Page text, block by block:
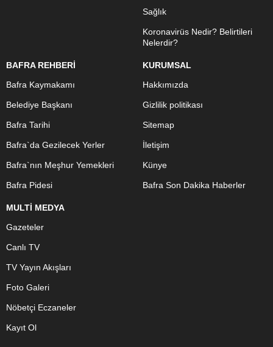
Sağlık
Koronavirüs Nedir? Belirtileri
Nelerdir?
BAFRA REHBERİ
Bafra Kaymakamı
Belediye Başkanı
Bafra Tarihi
Bafra`da Gezilecek Yerler
Bafra`nın Meşhur Yemekleri
Bafra Pidesi
KURUMSAL
Hakkımızda
Gizlilik politikası
Sitemap
İletişim
Künye
Bafra Son Dakika Haberler
MULTİ MEDYA
Gazeteler
Canlı TV
TV Yayın Akışları
Foto Galeri
Nöbetçi Eczaneler
Kayıt Ol